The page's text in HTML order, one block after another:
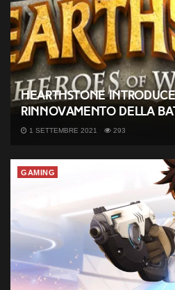
Hearthstone
rinnovamento della
1 SETTEMBRE 2021 293
GAMING